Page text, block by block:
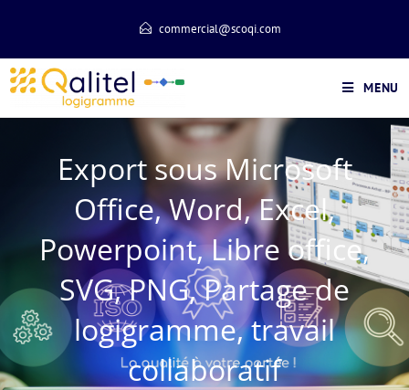
commercial@scoqi.com
MENU
Export sous Microsoft
Office, Word, Excel,
Powerpoint, Libre office,
SVG, PNG, Partage de
logigramme, travail
collaboratif